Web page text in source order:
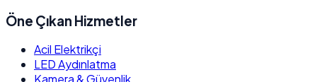
Öne Çıkan Hizmetler
Acil Elektrikçi
LED Aydınlatma